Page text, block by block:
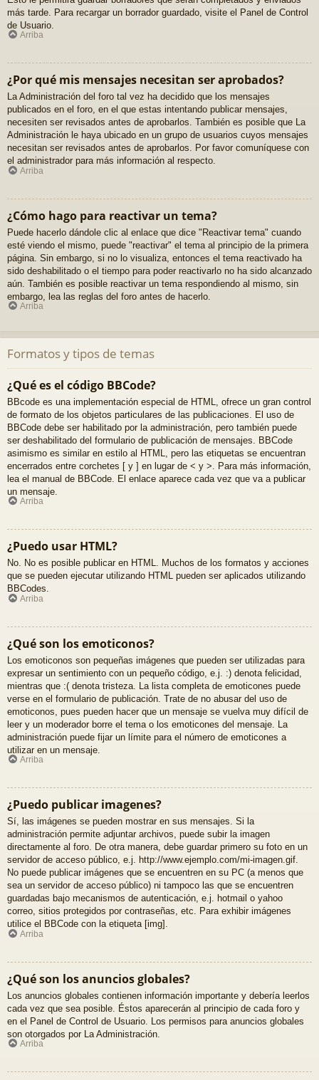
más tarde. Para recargar un borrador guardado, visite el Panel de Control
de Usuario.
Arriba
¿Por qué mis mensajes necesitan ser aprobados?
La Administración del foro tal vez ha decidido que los mensajes
publicados en el foro, en el que estas intentando publicar mensajes,
necesiten ser revisados antes de aprobarlos. También es posible que La
Administración le haya ubicado en un grupo de usuarios cuyos mensajes
necesitan ser revisados antes de aprobarlos. Por favor comuníquese con
el administrador para más información al respecto.
Arriba
¿Cómo hago para reactivar un tema?
Puede hacerlo dándole clic al enlace que dice "Reactivar tema" cuando
esté viendo el mismo, puede "reactivar" el tema al principio de la primera
página. Sin embargo, si no lo visualiza, entonces el tema reactivado ha
sido deshabilitado o el tiempo para poder reactivarlo no ha sido alcanzado
aún. También es posible reactivar un tema respondiendo al mismo, sin
embargo, lea las reglas del foro antes de hacerlo.
Arriba
Formatos y tipos de temas
¿Qué es el código BBCode?
BBcode es una implementación especial de HTML, ofrece un gran control
de formato de los objetos particulares de las publicaciones. El uso de
BBCode debe ser habilitado por la administración, pero también puede
ser deshabilitado del formulario de publicación de mensajes. BBCode
asimismo es similar en estilo al HTML, pero las etiquetas se encuentran
encerrados entre corchetes [ y ] en lugar de < y >. Para más información,
lea el manual de BBCode. El enlace aparece cada vez que va a publicar
un mensaje.
Arriba
¿Puedo usar HTML?
No. No es posible publicar en HTML. Muchos de los formatos y acciones
que se pueden ejecutar utilizando HTML pueden ser aplicados utilizando
BBCodes.
Arriba
¿Qué son los emoticonos?
Los emoticonos son pequeñas imágenes que pueden ser utilizadas para
expresar un sentimiento con un pequeño código, e.j. :) denota felicidad,
mientras que :( denota tristeza. La lista completa de emoticones puede
verse en el formulario de publicación. Trate de no abusar del uso de
emoticonos, pues pueden hacer que un mensaje se vuelva muy difícil de
leer y un moderador borre el tema o los emoticones del mensaje. La
administración puede fijar un límite para el número de emoticones a
utilizar en un mensaje.
Arriba
¿Puedo publicar imagenes?
Sí, las imágenes se pueden mostrar en sus mensajes. Si la
administración permite adjuntar archivos, puede subir la imagen
directamente al foro. De otra manera, debe guardar primero su foto en un
servidor de acceso público, e.j. http://www.ejemplo.com/mi-imagen.gif.
No puede publicar imágenes que se encuentren en su PC (a menos que
sea un servidor de acceso público) ni tampoco las que se encuentren
guardadas bajo mecanismos de autenticación, e.j. hotmail o yahoo
correo, sitios protegidos por contraseñas, etc. Para exhibir imágenes
utilice el BBCode con la etiqueta [img].
Arriba
¿Qué son los anuncios globales?
Los anuncios globales contienen información importante y debería leerlos
cada vez que sea posible. Éstos aparecerán al principio de cada foro y
en el Panel de Control de Usuario. Los permisos para anuncios globales
son otorgados por La Administración.
Arriba